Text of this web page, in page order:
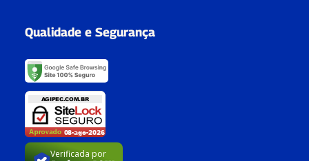
Qualidade e Segurança
Verificada por